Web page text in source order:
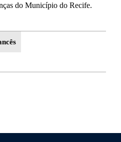
do Município do Recife.